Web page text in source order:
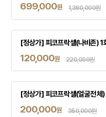
699,000원 1,380,000원
[정상가] 피코프락셀(나비존) 1
120,000원 220,000원
[정상가] 피코프락셀(얼굴전체)
200,000원 350,000원